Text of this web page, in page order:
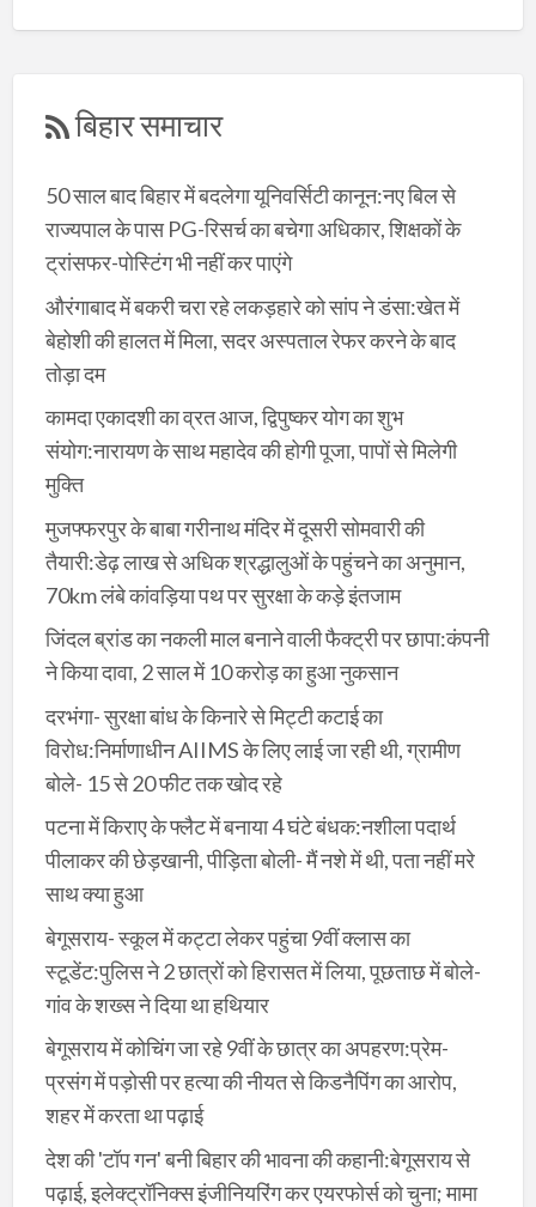
बिहार समाचार
50 साल बाद बिहार में बदलेगा यूनिवर्सिटी कानून:नए बिल से
राज्यपाल के पास PG-रिसर्च का बचेगा अधिकार, शिक्षकों के
ट्रांसफर-पोस्टिंग भी नहीं कर पाएंगे
औरंगाबाद में बकरी चरा रहे लकड़हारे को सांप ने डंसा:खेत में
बेहोशी की हालत में मिला, सदर अस्पताल रेफर करने के बाद
तोड़ा दम
कामदा एकादशी का व्रत आज, द्विपुष्कर योग का शुभ
संयोग:नारायण के साथ महादेव की होगी पूजा, पापों से मिलेगी
मुक्ति
मुजफ्फरपुर के बाबा गरीनाथ मंदिर में दूसरी सोमवारी की
तैयारी:डेढ़ लाख से अधिक श्रद्धालुओं के पहुंचने का अनुमान,
70km लंबे कांवड़िया पथ पर सुरक्षा के कड़े इंतजाम
जिंदल ब्रांड का नकली माल बनाने वाली फैक्ट्री पर छापा:कंपनी
ने किया दावा, 2 साल में 10 करोड़ का हुआ नुकसान
दरभंगा- सुरक्षा बांध के किनारे से मिट्टी कटाई का
विरोध:निर्माणाधीन AIIMS के लिए लाई जा रही थी, ग्रामीण
बोले- 15 से 20 फीट तक खोद रहे
पटना में किराए के फ्लैट में बनाया 4 घंटे बंधक:नशीला पदार्थ
पीलाकर की छेड़खानी, पीड़िता बोली- मैं नशे में थी, पता नहीं मरे
साथ क्या हुआ
बेगूसराय- स्कूल में कट्टा लेकर पहुंचा 9वीं क्लास का
स्टूडेंट:पुलिस ने 2 छात्रों को हिरासत में लिया, पूछताछ में बोले-
गांव के शख्स ने दिया था हथियार
बेगूसराय में कोचिंग जा रहे 9वीं के छात्र का अपहरण:प्रेम-
प्रसंग में पड़ोसी पर हत्या की नीयत से किडनैपिंग का आरोप,
शहर में करता था पढ़ाई
देश की 'टॉप गन' बनी बिहार की भावना की कहानी:बेगूसराय से
पढ़ाई, इलेक्ट्रॉनिक्स इंजीनियरिंग कर एयरफोर्स को चुना; मामा